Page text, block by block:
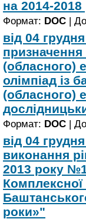
на 2014-
Формат: DOC |
від 04
призначення
(обласного)
олімпіад із
(обласного)
Формат: DOC |
від 04
виконання
2013 року
Комплексної
роки»"